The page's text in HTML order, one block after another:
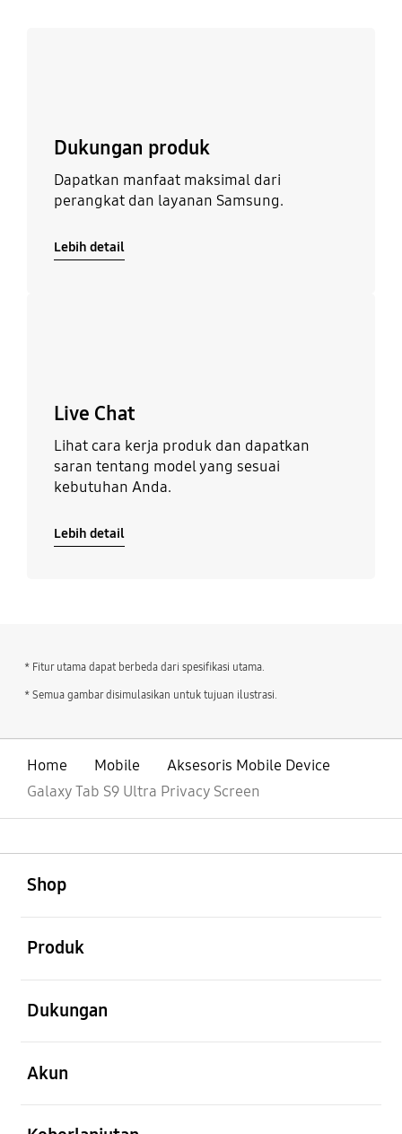
Dukungan produk
Dapatkan manfaat maksimal dari
perangkat dan layanan Samsung.
Lebih detail
Live Chat
Lihat cara kerja produk dan dapatkan
saran tentang model yang sesuai
kebutuhan Anda.
Lebih detail
* Fitur utama dapat berbeda dari spesifikasi utama.
* Semua gambar disimulasikan untuk tujuan ilustrasi.
Home Mobile
Aksesoris Mobile Device
Galaxy Tab S9 Ultra Privacy Screen
Shop
Produk
Dukungan
Akun